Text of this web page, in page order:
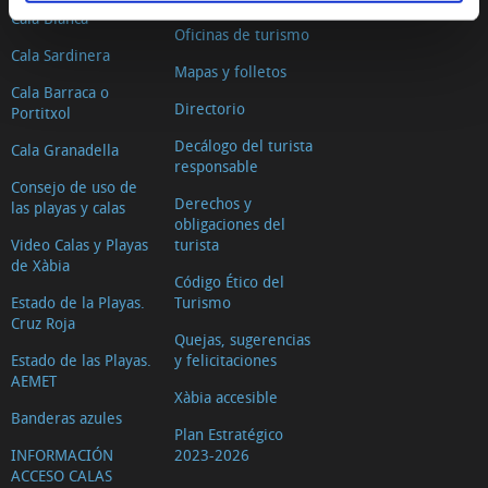
Cala Blanca
Cala Sardinera
Cala Barraca o
Portitxol
Cala Granadella
Consejo de uso de
las playas y calas
Video Calas y Playas
de Xàbia
Estado de la Playas.
Cruz Roja
Estado de las Playas.
AEMET
Banderas azules
INFORMACIÓN
ACCESO CALAS
Oficinas de turismo
Mapas y folletos
Directorio
Decálogo del turista
responsable
Derechos y
obligaciones del
turista
Código Ético del
Turismo
Quejas, sugerencias
y felicitaciones
Xàbia accesible
Plan Estratégico
2023-2026